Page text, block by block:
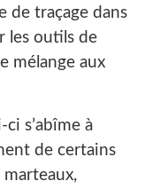
de traçage dans
les outils de
mélange aux
s’abîme à
de certains